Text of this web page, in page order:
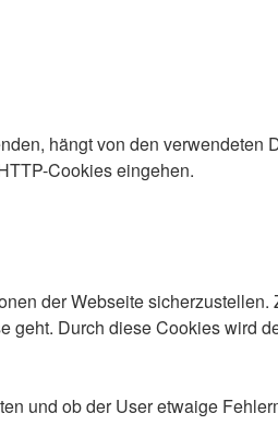
hängt von den
Cookies eingehen.
der Webseite
geht. Durch diese Cookies wird
und ob der User etwaige